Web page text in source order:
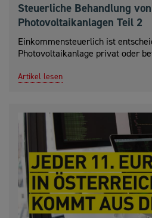
Steuerliche Behandlung von
Photovoltaikanlagen Teil 2
Einkommensteuerlich ist
Photovoltaikanlage privat oder
Artikel lesen